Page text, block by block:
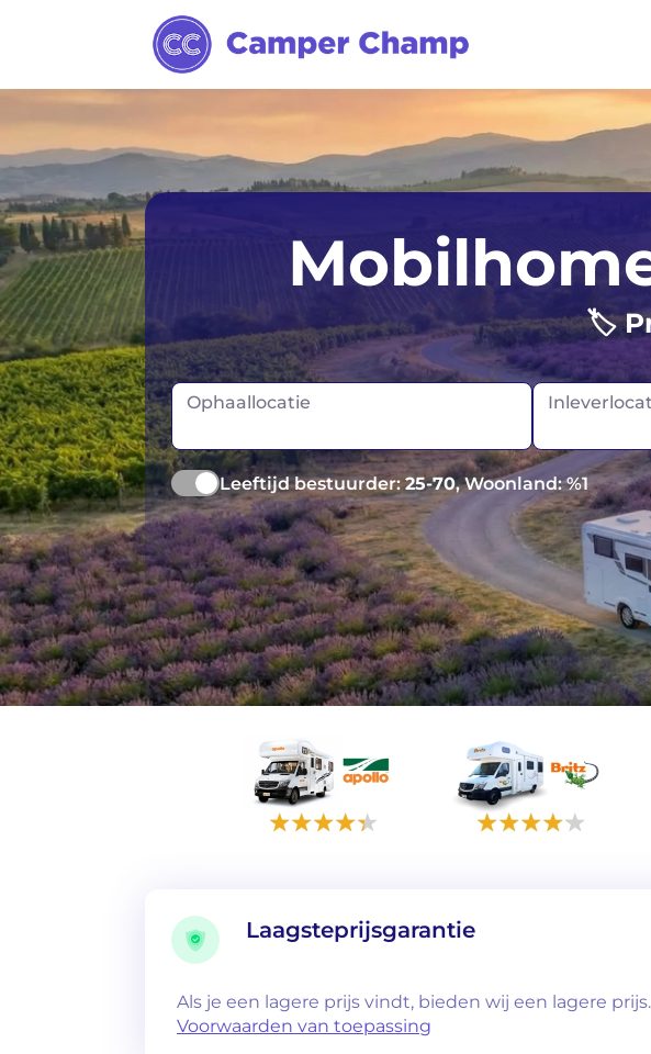
Brisbane
Broome
Cairns
Gold Coast
Hobart
Launceston
Sydney
Tasmanië
🏷️
Ophaallocatie
Leeftijd bestuurder:25-70, Woonland: %1
Laagsteprijsgarantie
Als je een lagere prijs vindt, bieden wij een lagere prijs.
Voorwaarden van toepassing